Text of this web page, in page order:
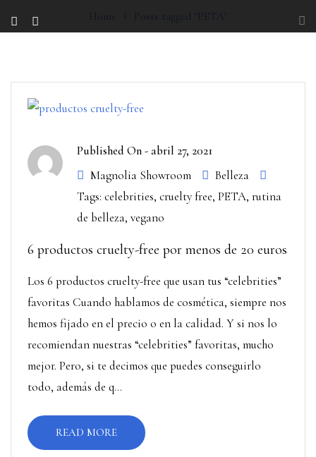
Home Posts tagged "PETA"
Published On -abril 27, 2021
Magnolia Showroom
Belleza
Tags: celebrities, cruelty free, PETA, rutina
de belleza, vegano
6 productos cruelty-free por menos de 20 euros
Los 6 productos cruelty-free que usan tus “celebrities”
favoritas Cuando hablamos de cosmética, siempre nos
hemos fijado en el precio o en la calidad. Y si nos lo
recomiendan nuestras “celebrities” favoritas, mucho
mejor. Pero, si te decimos que puedes conseguirlo
todo, además de q...
READ MORE